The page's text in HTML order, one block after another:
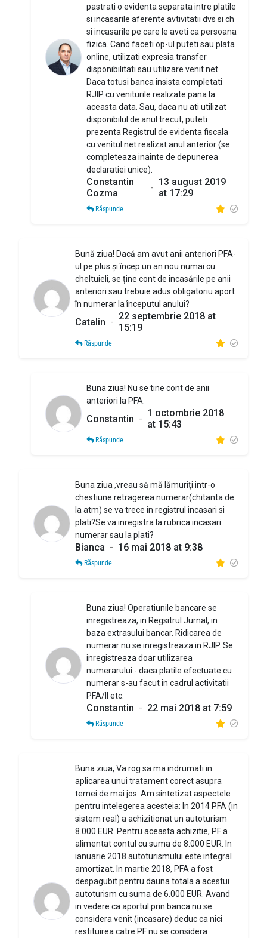
pastrati o evidenta separata intre platile
si incasarile aferente avtivitatii dvs si ch
si incasarile pe care le aveti ca persoana
fizica. Cand faceti op-ul puteti sau plata
online, utilizati expresia transfer
disponibilitati sau utilizare venit net.
Daca totusi banca insista completati
RJIP cu veniturile realizate pana la
aceasta data. Sau, daca nu ati utilizat
disponibilul de anul trecut, puteti
prezenta Registrul de evidenta fiscala
cu venitul net realizat anul anterior (se
completeaza inainte de depunerea
declaratiei unice).
Constantin
Cozma
- 13 august 2019
at 17:29
Răspunde
Bună ziua! Dacă am avut anii anteriori PFA-
ul pe plus și încep un an nou numai cu
cheltuieli, se ține cont de încasările pe anii
anteriori sau trebuie adus obligatoriu aport
în numerar la începutul anului?
Catalin - 22 septembrie 2018 at
15:19
Răspunde
Buna ziua! Nu se tine cont de anii
anteriori la PFA.
Constantin - 1 octombrie 2018
at 15:43
Răspunde
Buna ziua ,vreau să mă lămuriți intr-o
chestiune.retragerea numerar(chitanta de
la atm) se va trece in registrul incasari si
plati?Se va inregistra la rubrica incasari
numerar sau la plati?
Bianca - 16 mai 2018 at 9:38
Răspunde
Buna ziua! Operatiunile bancare se
inregistreaza, in Regsitrul Jurnal, in
baza extrasului bancar. Ridicarea de
numerar nu se inregistreaza in RJIP. Se
inregistreaza doar utilizarea
numerarului - daca platile efectuate cu
numerar s-au facut in cadrul activitatii
PFA/II etc.
Constantin - 22 mai 2018 at 7:59
Răspunde
Buna ziua, Va rog sa ma indrumati in
aplicarea unui tratament corect asupra
temei de mai jos. Am sintetizat aspectele
pentru intelegerea acesteia: In 2014 PFA (in
sistem real) a achizitionat un autoturism
8.000 EUR. Pentru aceasta achizitie, PF a
alimentat contul cu suma de 8.000 EUR. In
ianuarie 2018 autoturismului este integral
amortizat. In martie 2018, PFA a fost
despagubit pentru dauna totala a acestui
autoturism cu suma de 6.000 EUR. Avand
in vedere ca aportul prin banca nu se
considera venit (incasare) deduc ca nici
restituirea catre PF nu se considera